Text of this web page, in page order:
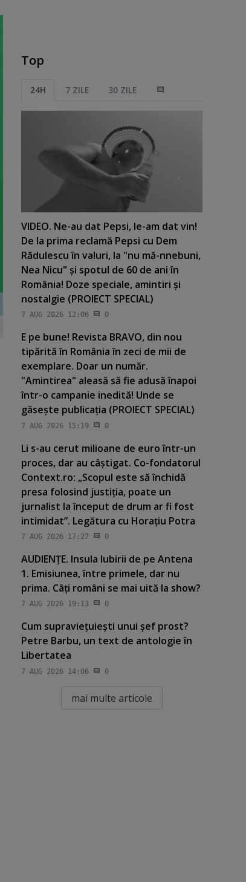
Top
24H 7 ZILE 30 ZILE
VIDEO. Ne-au dat Pepsi, le-am dat vin!
De la prima reclamă Pepsi cu Dem
Rădulescu în valuri, la "nu mă-nnebuni,
Nea Nicu" şi spotul de 60 de ani în
România! Doze speciale, amintiri şi
nostalgie (PROIECT SPECIAL)
7 AUG 2026 12:06 0
E pe bune! Revista BRAVO, din nou
tipărită în România în zeci de mii de
exemplare. Doar un număr.
"Amintirea" aleasă să fie adusă înapoi
într-o campanie inedită! Unde se
găseşte publicaţia (PROIECT SPECIAL)
7 AUG 2026 15:19 0
Li s-au cerut milioane de euro într-un
proces, dar au câştigat. Co-fondatorul
Context.ro: „Scopul este să închidă
presa folosind justiţia, poate un
jurnalist la început de drum ar fi fost
intimidat”. Legătura cu Horaţiu Potra
7 AUG 2026 17:27 0
AUDIENŢE. Insula Iubirii de pe Antena
1. Emisiunea, între primele, dar nu
prima. Câţi români se mai uită la show?
7 AUG 2026 19:13 0
Cum supravieţuieşti unui şef prost?
Petre Barbu, un text de antologie în
Libertatea
7 AUG 2026 14:06 0
mai multe articole